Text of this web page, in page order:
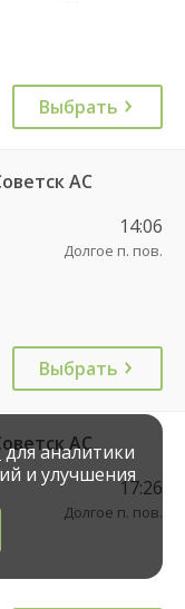
Выбрать
АС
14:06
Долгое п. пов.
Выбрать
АС
17:26
Долгое п. пов.
для аналитики
и улучшения